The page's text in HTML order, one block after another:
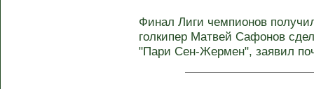
Финал Лиги чемпионов
голкипер Матвей Сафонов
"Пари Сен-Жермен", заявил